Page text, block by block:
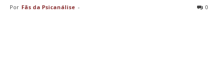
Por Fãs da Psicanálise - 0